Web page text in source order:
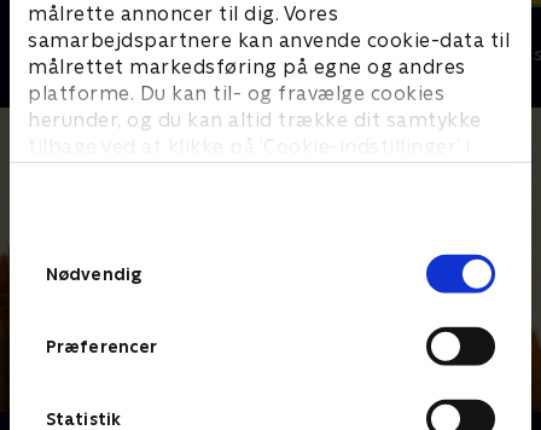
målrette annoncer til dig. Vores
samarbejdspartnere kan anvende cookie-data til
målrettet markedsføring på egne og andres
platforme. Du kan til- og fravælge cookies
herunder, og du kan altid trække dit samtykke
tilbage ved at klikke på ’Cookie-indstillinger’ i
Nødvendig
Præferencer
Statistik
Gurli Gris
Børneserier • 4 sæsoner
Barbapapa
Børneserier •